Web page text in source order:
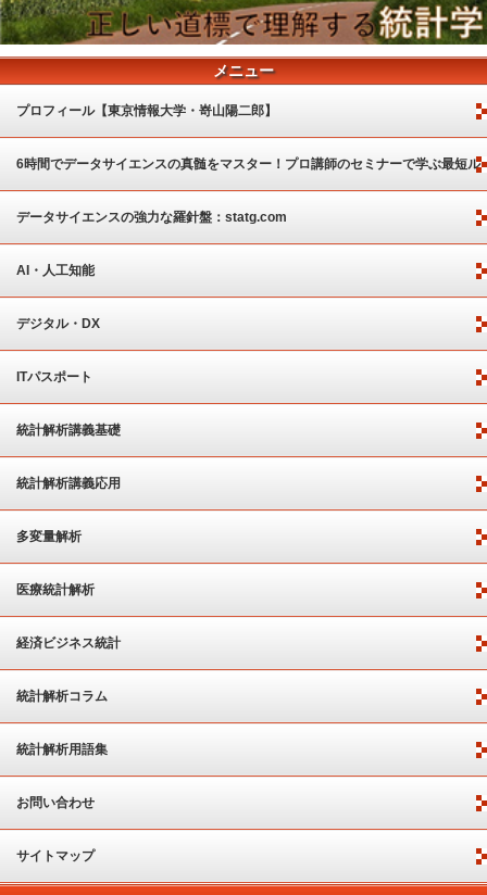
メニュー
プロフィール【東京情報大学・嵜山陽二郎】
6時間でデータサイエンスの真髄をマスター！プロ講師のセミナーで学ぶ最短ル
ート
データサイエンスの強力な羅針盤：statg.com
AI・人工知能
デジタル・DX
ITパスポート
統計解析講義基礎
統計解析講義応用
多変量解析
医療統計解析
経済ビジネス統計
統計解析コラム
統計解析用語集
お問い合わせ
サイトマップ